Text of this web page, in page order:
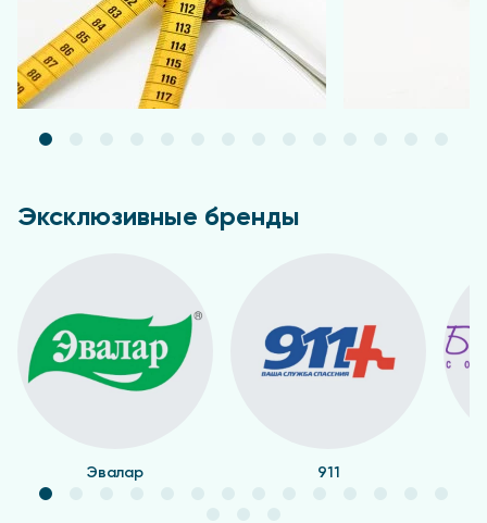
Эксклюзивные бренды
Эвалар 911